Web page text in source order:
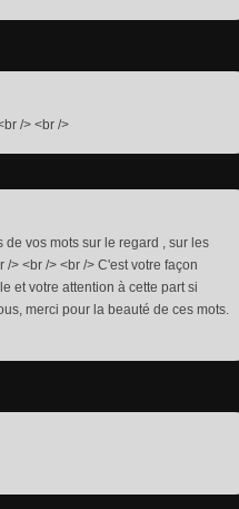
/> <br />
de vos mots sur le regard , sur les
> <br /> <br /> C'est votre façon
et votre attention à cette part si
merci pour la beauté de ces mots.